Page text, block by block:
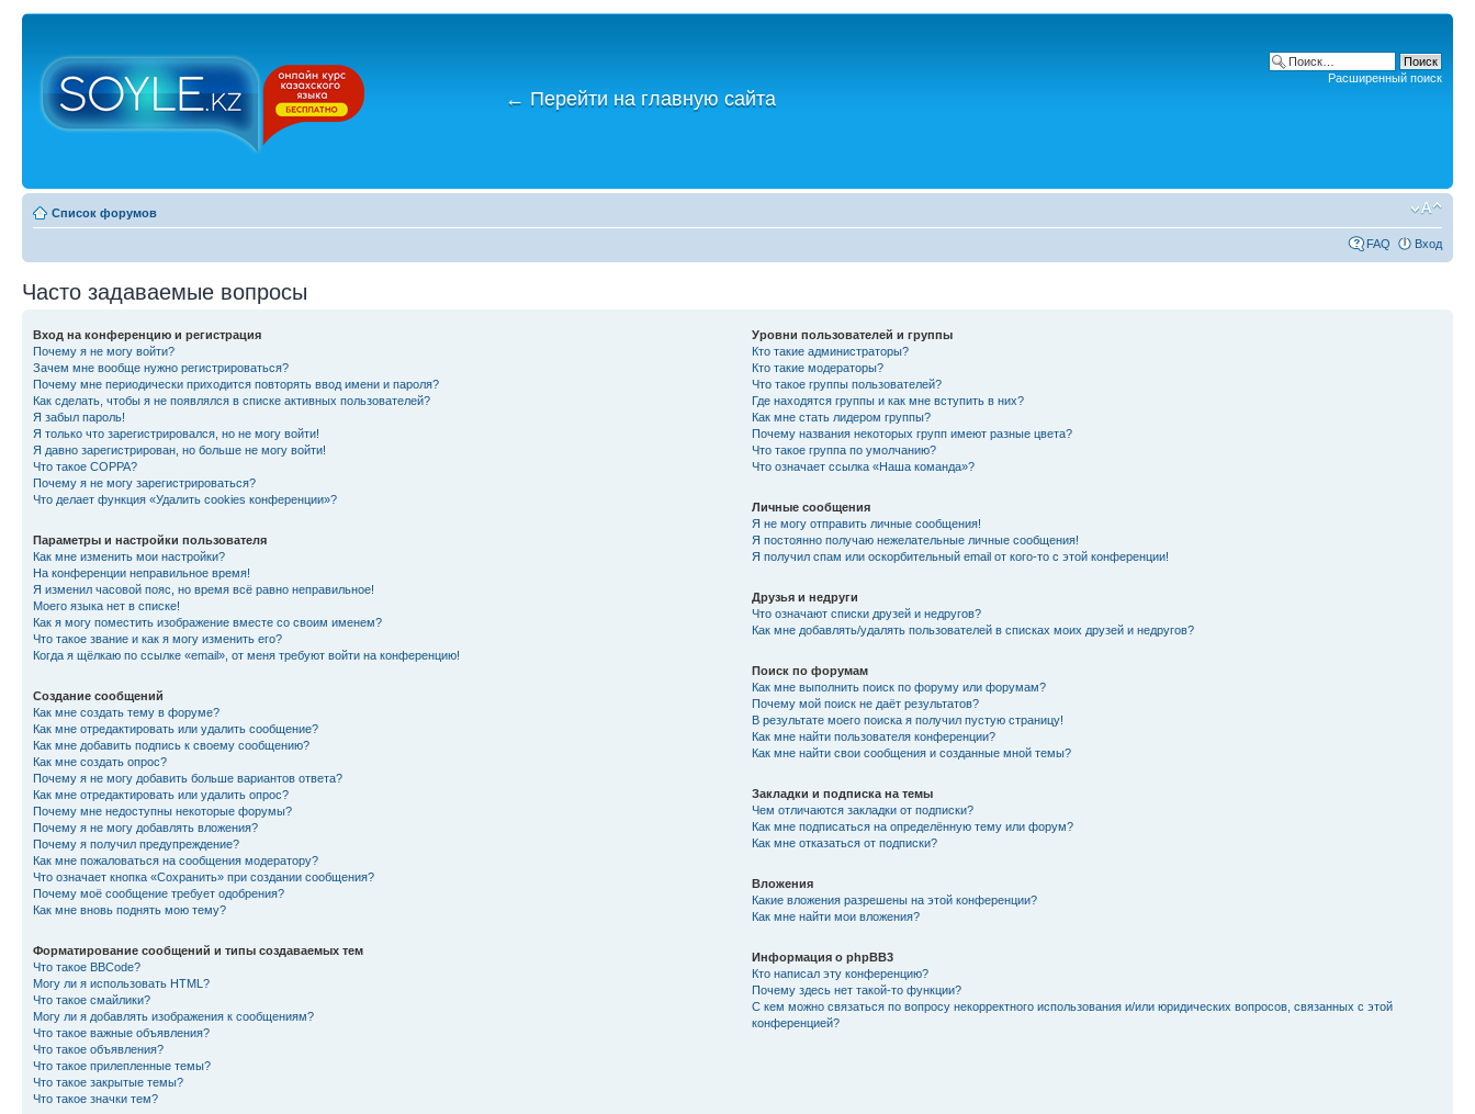
← Перейти на главную сайта
Расширенный поиск
Список форумов
FAQ Вход
Часто задаваемые вопросы
Вход на конференцию и регистрация
Почему я не могу войти?
Зачем мне вообще нужно регистрироваться?
Почему мне периодически приходится повторять ввод имени и пароля?
Как сделать, чтобы я не появлялся в списке активных пользователей?
Я забыл пароль!
Я только что зарегистрировался, но не могу войти!
Я давно зарегистрирован, но больше не могу войти!
Что такое COPPA?
Почему я не могу зарегистрироваться?
Что делает функция «Удалить cookies конференции»?
Параметры и настройки пользователя
Как мне изменить мои настройки?
На конференции неправильное время!
Я изменил часовой пояс, но время всё равно неправильное!
Моего языка нет в списке!
Как я могу поместить изображение вместе со своим именем?
Что такое звание и как я могу изменить его?
Когда я щёлкаю по ссылке «email», от меня требуют войти на конференцию!
Создание сообщений
Как мне создать тему в форуме?
Как мне отредактировать или удалить сообщение?
Как мне добавить подпись к своему сообщению?
Как мне создать опрос?
Почему я не могу добавить больше вариантов ответа?
Как мне отредактировать или удалить опрос?
Почему мне недоступны некоторые форумы?
Почему я не могу добавлять вложения?
Почему я получил предупреждение?
Как мне пожаловаться на сообщения модератору?
Что означает кнопка «Сохранить» при создании сообщения?
Почему моё сообщение требует одобрения?
Как мне вновь поднять мою тему?
Форматирование сообщений и типы создаваемых тем
Что такое BBCode?
Могу ли я использовать HTML?
Что такое смайлики?
Могу ли я добавлять изображения к сообщениям?
Что такое важные объявления?
Что такое объявления?
Что такое прилепленные темы?
Что такое закрытые темы?
Что такое значки тем?
Уровни пользователей и группы
Кто такие администраторы?
Кто такие модераторы?
Что такое группы пользователей?
Где находятся группы и как мне вступить в них?
Как мне стать лидером группы?
Почему названия некоторых групп имеют разные цвета?
Что такое группа по умолчанию?
Что означает ссылка «Наша команда»?
Личные сообщения
Я не могу отправить личные сообщения!
Я постоянно получаю нежелательные личные сообщения!
Я получил спам или оскорбительный email от кого-то с этой конференции!
Друзья и недруги
Что означают списки друзей и недругов?
Как мне добавлять/удалять пользователей в списках моих друзей и недругов?
Поиск по форумам
Как мне выполнить поиск по форуму или форумам?
Почему мой поиск не даёт результатов?
В результате моего поиска я получил пустую страницу!
Как мне найти пользователя конференции?
Как мне найти свои сообщения и созданные мной темы?
Закладки и подписка на темы
Чем отличаются закладки от подписки?
Как мне подписаться на определённую тему или форум?
Как мне отказаться от подписки?
Вложения
Какие вложения разрешены на этой конференции?
Как мне найти мои вложения?
Информация о phpBB3
Кто написал эту конференцию?
Почему здесь нет такой-то функции?
С кем можно связаться по вопросу некорректного использования и/или юридических вопросов, связанных с этой
конференцией?